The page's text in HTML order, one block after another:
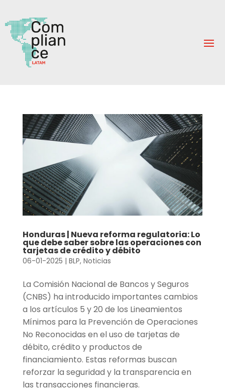
Honduras | Nueva reforma regulatoria: Lo
que debe saber sobre las operaciones con
tarjetas de crédito y débito
06-01-2025 | BLP, Noticias
La Comisión Nacional de Bancos y Seguros
(CNBS) ha introducido importantes cambios
a los artículos 5 y 20 de los Lineamientos
Mínimos para la Prevención de Operaciones
No Reconocidas en el uso de tarjetas de
débito, crédito y productos de
financiamiento. Estas reformas buscan
reforzar la seguridad y la transparencia en
las transacciones financieras.